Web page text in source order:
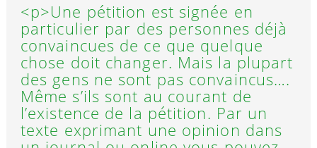
<p>Une pétition est signée en
particulier par des personnes déjà
convaincues de ce que quelque
chose doit changer. Mais la plupart
des gens ne sont pas convaincus….
Même s’ils sont au courant de
l’existence de la pétition. Par un
texte exprimant une opinion dans